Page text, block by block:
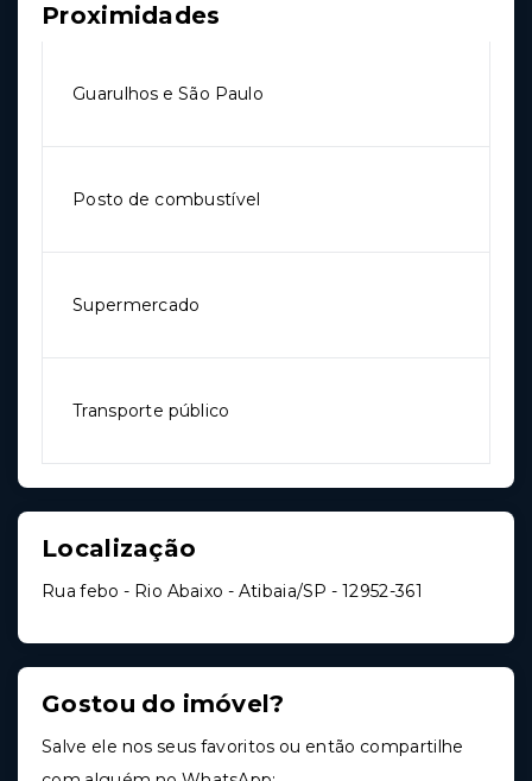
Proximidades
Guarulhos e São Paulo
Posto de combustível
Supermercado
Transporte público
Localização
Rua febo - Rio Abaixo - Atibaia/SP - 12952-361
Gostou do imóvel?
Salve ele nos seus favoritos ou então compartilhe